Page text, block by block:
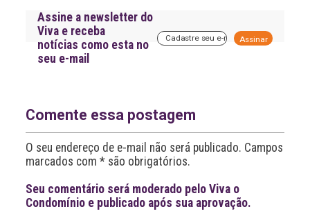
Assine a newsletter do
Viva e receba
notícias como esta no
seu e-mail
i
v
Comente essa postagem
O seu endereço de e-mail não será publicado. Campos
marcados com * são obrigatórios.
Seu comentário será moderado pelo Viva o
Condomínio e publicado após sua aprovação.